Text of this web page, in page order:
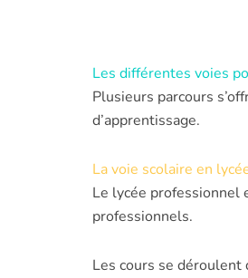
Les différentes voies
Plusieurs parcours
d’apprentissage.
La voie scolaire en
Le lycée professionnel
professionnels.
Les cours se déroulent